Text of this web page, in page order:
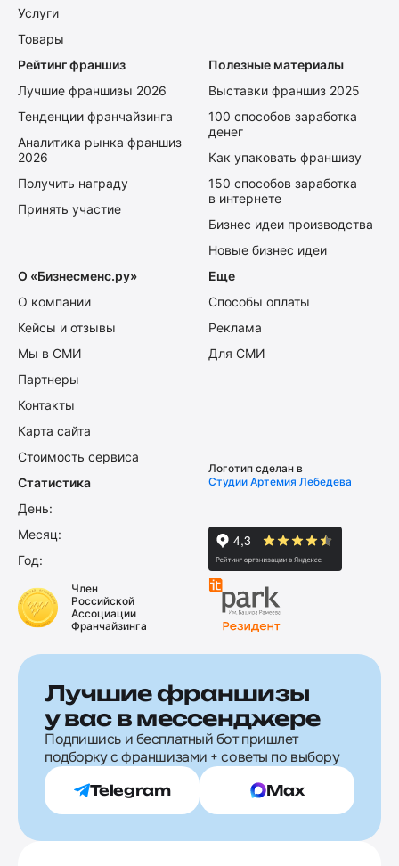
Услуги
Товары
Рейтинг франшиз
Лучшие франшизы 2026
Тенденции франчайзинга
Аналитика рынка франшиз
2026
Получить награду
Принять участие
Полезные материалы
Выставки франшиз 2025
100 способов заработка
денег
Как упаковать франшизу
150 способов заработка
в интернете
Бизнес идеи производства
Новые бизнес идеи
О «Бизнесменс.ру»
О компании
Кейсы и отзывы
Мы в СМИ
Партнеры
Контакты
Карта сайта
Стоимость сервиса
Еще
Способы оплаты
Реклама
Для СМИ
Статистика
День:
Месяц:
Год:
Логотип сделан в
Студии Артемия Лебедева
Член
Российской
Ассоциации
Франчайзинга
Лучшие франшизы
у вас в мессенджере
Подпишись и бесплатный бот пришлет
подборку с франшизами + советы по выбору
Telegram Max